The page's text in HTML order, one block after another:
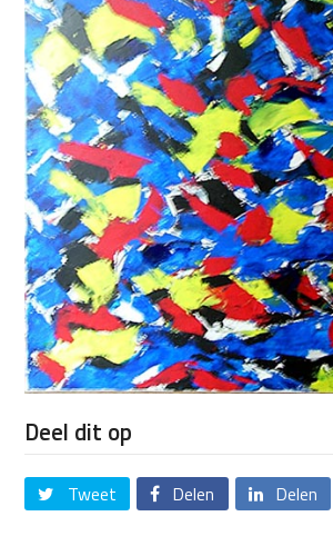
Deel dit op
Tweet Delen Delen